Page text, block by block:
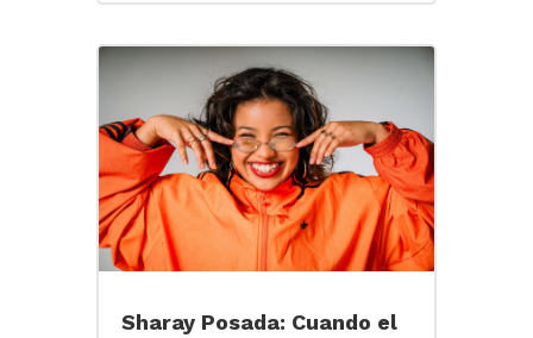
Sharay Posada: Cuando el